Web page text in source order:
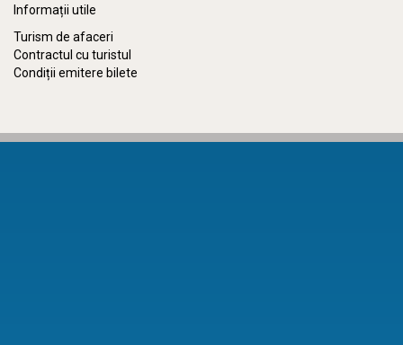
Informații utile
Turism de afaceri
Contractul cu turistul
Condiții emitere bilete